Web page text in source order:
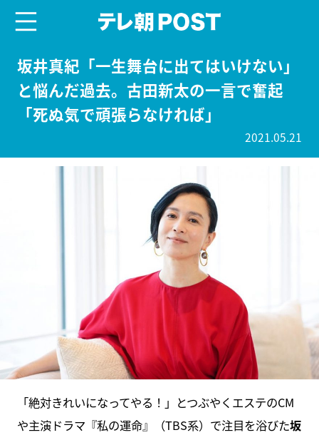
坂井真紀「一生舞台に出てはいけない」
と悩んだ過去。古田新太の一言で奮起
「死ぬ気で頑張らなければ」
2021.05.21
「絶対きれいになってやる！」とつぶやくエステのCM
や主演ドラマ『私の運命』（TBS系）で注目を浴びた坂